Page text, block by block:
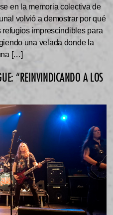
en la memoria colectiva de
volvió a demostrar por qué
imprescindibles para
una velada donde la
[…]
“REINVINDICANDO A LOS